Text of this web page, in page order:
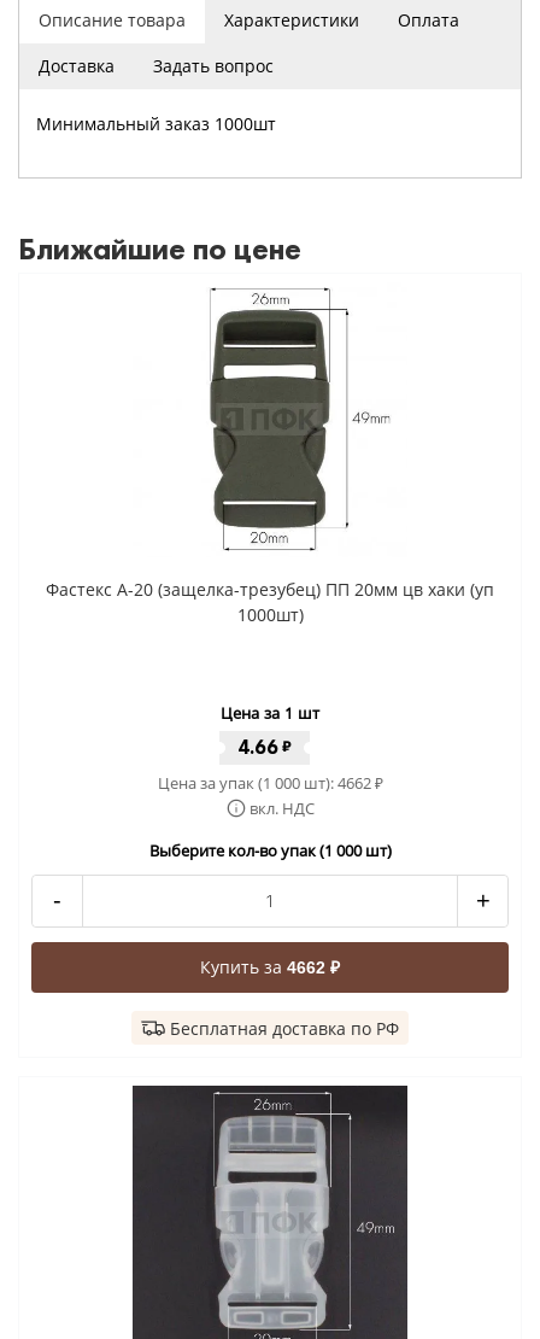
Описание товара Характеристики
Оплата
Доставка
Задать вопрос
Минимальный заказ 1000шт
Ближайшие по цене
Фастекс A-20 (защелка-трезубец) ПП 20мм цв хаки (уп
1000шт)
Цена за 1 шт
4.66 ₽
Цена за упак (1 000 шт):4662₽
вкл. НДС
Выберите кол-во упак (1 000 шт)
- +
Купить за 4662 ₽
Бесплатная доставка по РФ